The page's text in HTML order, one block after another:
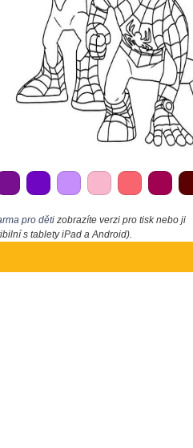
pro děti zobrazíte verzi pro tisk nebo ji
s tablety iPad a Android).